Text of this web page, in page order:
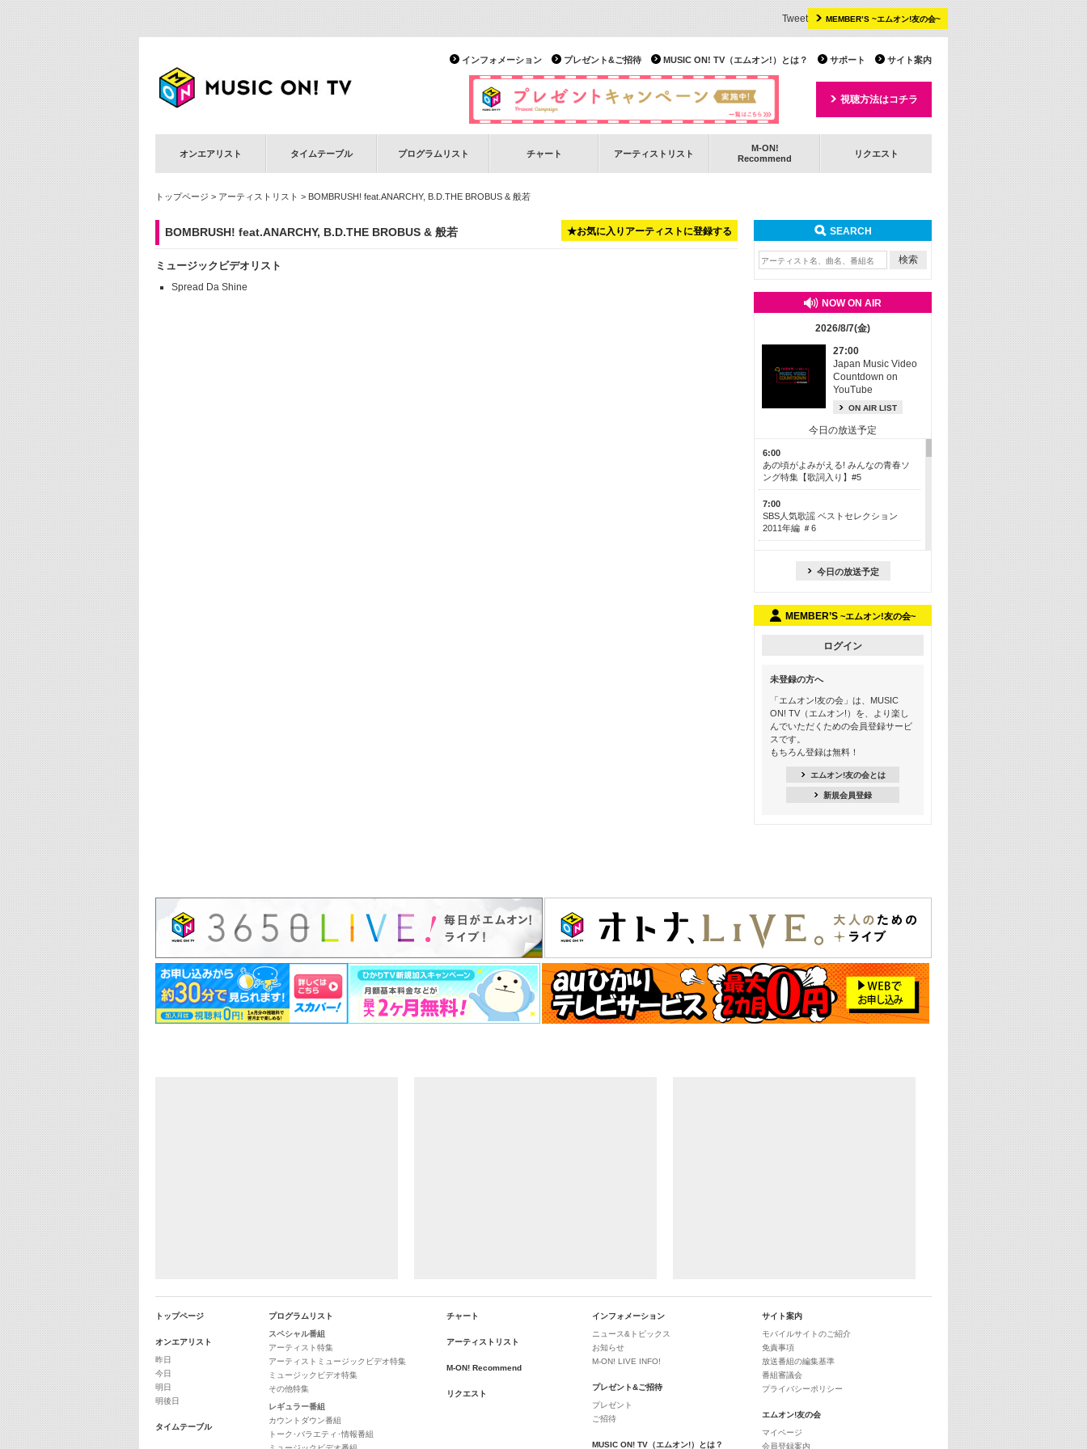
MEMBER’S ~エムオン!友の会~
Tweet
サイト案内
サポート
MUSIC ON! TV（エムオン!）とは？
プレゼント&ご招待
インフォメーション
視聴方法はコチラ
オンエアリスト タイムテーブル プログラムリスト チャート アーティストリスト
M-ON!
Recommend
リクエスト
トップページ > アーティストリスト > BOMBRUSH! feat.ANARCHY, B.D.THE BROBUS & 般若
★お気に入りアーティストに登録する
BOMBRUSH! feat.ANARCHY, B.D.THE BROBUS & 般若
ミュージックビデオリスト
Spread Da Shine
SEARCH
NOW ON AIR
2026/8/7(金)
27:00
Japan Music Video
Countdown on
YouTube
ON AIR LIST
今日の放送予定
6:00
あの頃がよみがえる! みんなの青春ソ
ング特集【歌詞入り】#5
7:00
SBS人気歌謡 ベストセレクション
2011年編 ＃6
今も昔も愛される鉄板カラオケメドレ
ー【歌詞入り】 一挙5時間！
13:30
Apple Music カウントダウン 20
16:30
あのころK-POPヒッツ! 2018→2021年
18:30
M-ON! Countdown K
23:00
SUPER EIGHT特集
24:00
25:00
エムオン! ヒッツ
26:00
今日の放送予定
MEMBER’S ~エムオン!友の会~
ログイン
未登録の方へ
「エムオン!友の会」は、MUSIC
ON! TV（エムオン!）を、より楽し
んでいただくための会員登録サービ
スです。
もちろん登録は無料！
エムオン!友の会とは
新規会員登録
トップページ
オンエアリスト
昨日
今日
明日
明後日
タイムテーブル
プログラムリスト
スペシャル番組
アーティスト特集
アーティストミュージックビデオ特集
ミュージックビデオ特集
その他特集
レギュラー番組
カウントダウン番組
トーク･バラエティ･情報番組
チャート
アーティストリスト
M-ON! Recommend
リクエスト
インフォメーション
ニュース&トピックス
お知らせ
M-ON! LIVE INFO!
プレゼント&ご招待
プレゼント
ご招待
MUSIC ON! TV（エムオン!）とは？
サイト案内
モバイルサイトのご紹介
免責事項
放送番組の編集基準
番組審議会
プライバシーポリシー
エムオン!友の会
マイページ
会員登録案内